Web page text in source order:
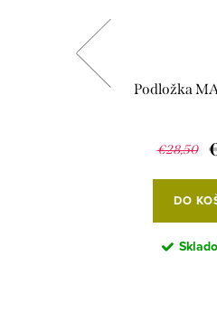
Podložka
€28,50
DO